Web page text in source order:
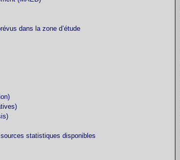
dans la zone d’étude
statistiques disponibles